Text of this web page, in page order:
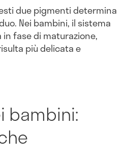
due pigmenti determina
Nei bambini, il sistema
fase di maturazione,
più delicata e
bambini: